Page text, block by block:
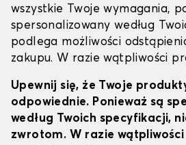
wszystkie Twoje wymagania,
spersonalizowany według
podlega możliwości
zakupu. W razie wątpliwości
Upewnij się, że Twoje
odpowiednie. Ponieważ są
według Twoich specyfikacji,
zwrotom. W razie wątpliwości